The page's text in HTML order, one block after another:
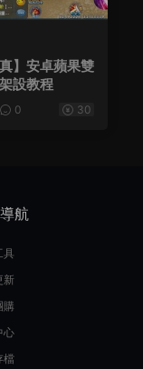
】安卓蘋果雙
設教程
0 30
航
具
新
購
心
檔